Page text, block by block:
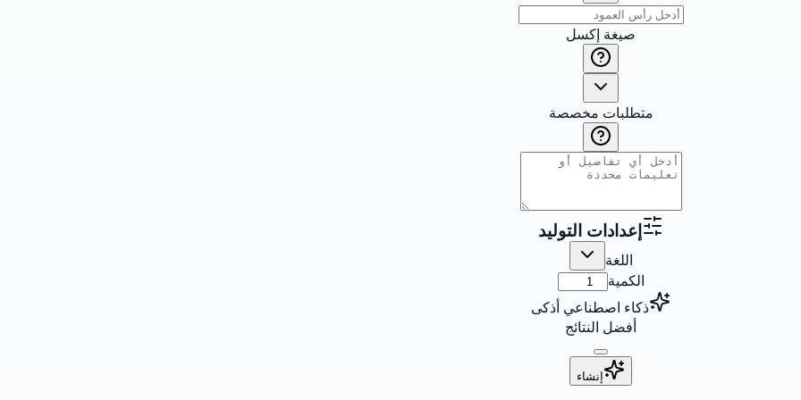
صيغة إكسل
متطلبات مخصصة
إعدادات التوليد
اللغة
الكمية
ذكاء اصطناعي أذكى
أفضل النتائج
إنشاء